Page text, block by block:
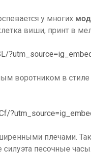
у многих
виши, принт в
воротником в стиле
плечами.
песочные